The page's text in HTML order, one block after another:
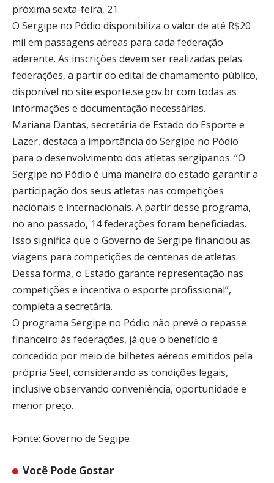
próxima sexta-feira, 21.
O Sergipe no Pódio disponibiliza o valor de até R$20
mil em passagens aéreas para cada federação
aderente. As inscrições devem ser realizadas pelas
federações, a partir do edital de chamamento público,
disponível no site esporte.se.gov.br com todas as
informações e documentação necessárias.
Mariana Dantas, secretária de Estado do Esporte e
Lazer, destaca a importância do Sergipe no Pódio
para o desenvolvimento dos atletas sergipanos. “O
Sergipe no Pódio é uma maneira do estado garantir a
participação dos seus atletas nas competições
nacionais e internacionais. A partir desse programa,
no ano passado, 14 federações foram beneficiadas.
Isso significa que o Governo de Sergipe financiou as
viagens para competições de centenas de atletas.
Dessa forma, o Estado garante representação nas
competições e incentiva o esporte profissional”,
completa a secretária.
O programa Sergipe no Pódio não prevê o repasse
financeiro às federações, já que o benefício é
concedido por meio de bilhetes aéreos emitidos pela
própria Seel, considerando as condições legais,
inclusive observando conveniência, oportunidade e
menor preço.
Fonte: Governo de Segipe
Você Pode Gostar